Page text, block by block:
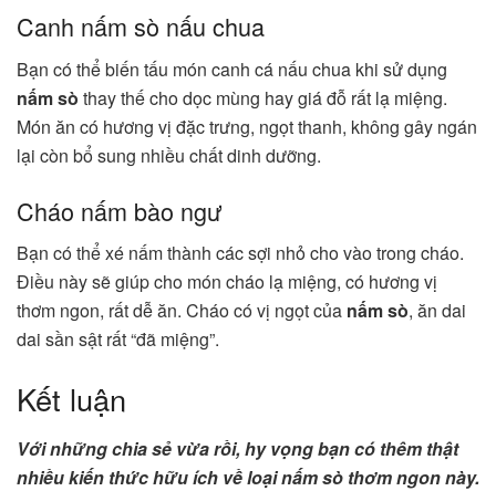
Canh nấm sò nấu chua
Bạn có thể biến tấu món canh cá nấu chua khi sử dụng
nấm sò thay thế cho dọc mùng hay giá đỗ rất lạ miệng.
Món ăn có hương vị đặc trưng, ngọt thanh, không gây ngán
lại còn bổ sung nhiều chất dinh dưỡng.
Cháo nấm bào ngư
Bạn có thể xé nấm thành các sợi nhỏ cho vào trong cháo.
Điều này sẽ giúp cho món cháo lạ miệng, có hương vị
thơm ngon, rất dễ ăn. Cháo có vị ngọt của nấm sò, ăn dai
dai sần sật rất “đã miệng”.
Kết luận
Với những chia sẻ vừa rồi, hy vọng bạn có thêm thật
nhiều kiến thức hữu ích về loại nấm sò thơm ngon này.